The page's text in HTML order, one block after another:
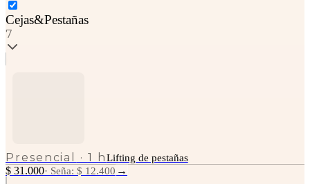
Cejas&Pestañas
7
Presencial · 1 hLifting de pestañas
$ 31.000· Seña: $ 12.400 →